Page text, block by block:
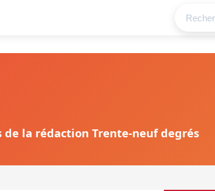
la rédaction Trente-neuf degrés